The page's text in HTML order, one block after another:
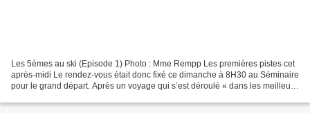
Les 5èmes au ski (Episode 1) Photo : Mme Rempp Les premières pistes cet
après-midi Le rendez-vous était donc fixé ce dimanche à 8H30 au Séminaire
pour le grand départ. Après un voyage qui s’est déroulé « dans les meilleurs